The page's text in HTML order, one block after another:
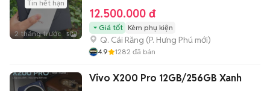
Tin hết hạn
2 tháng trước 5
12.500.000 đ
Giá tốt Kèm phụ kiện
Q. Cái Răng (P. Hưng Phú mới)
4.9 1282 đã bán
Vivo X200 Pro 12GB/256GB Xanh